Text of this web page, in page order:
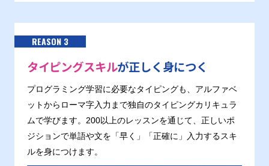
REASON 3
タイピングスキルが正しく身につく
プログラミング学習に必要なタイピングも、アルファベ
ットからローマ字入力まで独自のタイピングカリキュラ
ムで学びます。200以上のレッスンを通じて、正しいポ
ジションで単語や文を「早く」「正確に」入力するスキ
ルを身につけます。